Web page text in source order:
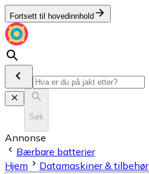
Fortsett til hovedinnhold
Søk
Annonse
Bærbare batterier
Hjem
Datamaskiner & tilbehør